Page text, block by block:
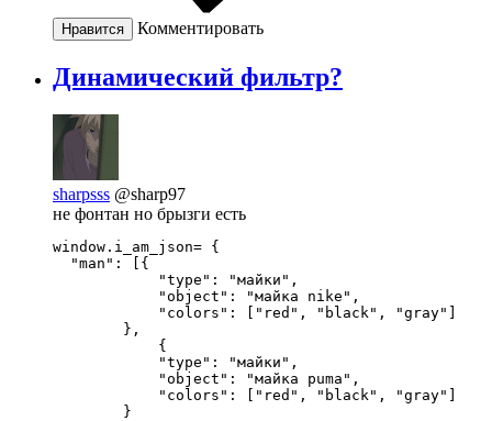
Нравится Комментировать
Динамический фильтр?
sharpsss @sharp97
не фонтан но брызги есть
window.i_am_json= {
  "man": [{
            "type": "майки",
            "object": "майка nike",
            "colors": ["red", "black", "gray"]
        },
            {
            "type": "майки",
            "object": "майка puma",
            "colors": ["red", "black", "gray"]
        }